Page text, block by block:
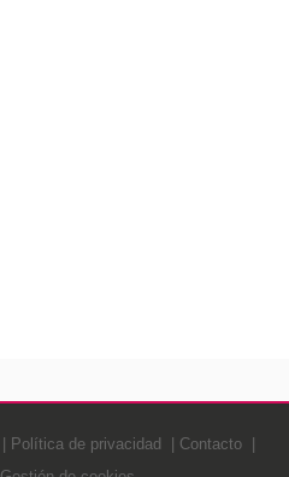
Política de privacidad
Contacto